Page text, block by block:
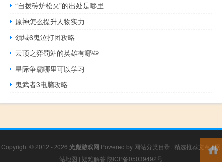
“自拨砖炉松火”的出处是哪里
原神怎么提升人物实力
领域6鬼泣打团攻略
云顶之弈罚站的英雄有哪些
星际争霸哪里可以学习
鬼武者3电脑攻略
Copyright © 2012 - 2026 光彪游戏网 Powered by 网站分类目录 | 精选推荐文章|网
站地图 | 疑难解答 陕ICP备05039492号